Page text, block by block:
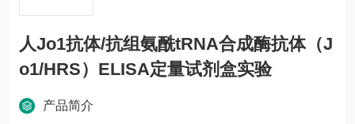
人Jo1抗体/抗组氨酰tRNA合成酶抗体（J
o1/HRS）ELISA定量试剂盒实验
产品简介